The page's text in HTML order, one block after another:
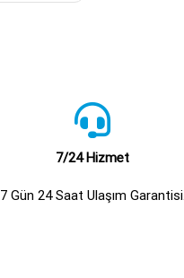
sayfasından
seçilebilir
7/24 Hizmet
7 Gün 24 Saat Ulaşım Garantisi.